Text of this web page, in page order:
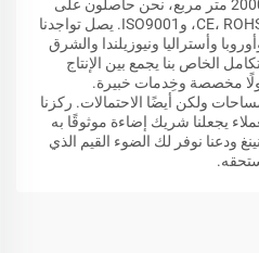
مع مصنع يمتد على أكثر من 2000 متر مربع، نحن حاصلون على
شهادات مثل CE، ROHS، CB، UL، UKCA، وISO9001. يصل تواجدنا
وأستراليا ونيوزيلندا والشرق
الخاص بنا يجمع بين الإنتاج
مخصصة وخِدمات خبيرة.
ولكن أيضًا الاحتمالات. ركزنا
يجعلنا شريك إضاءة موثوقًا به
ودعنا نوفر لك الضوء القيم الذي